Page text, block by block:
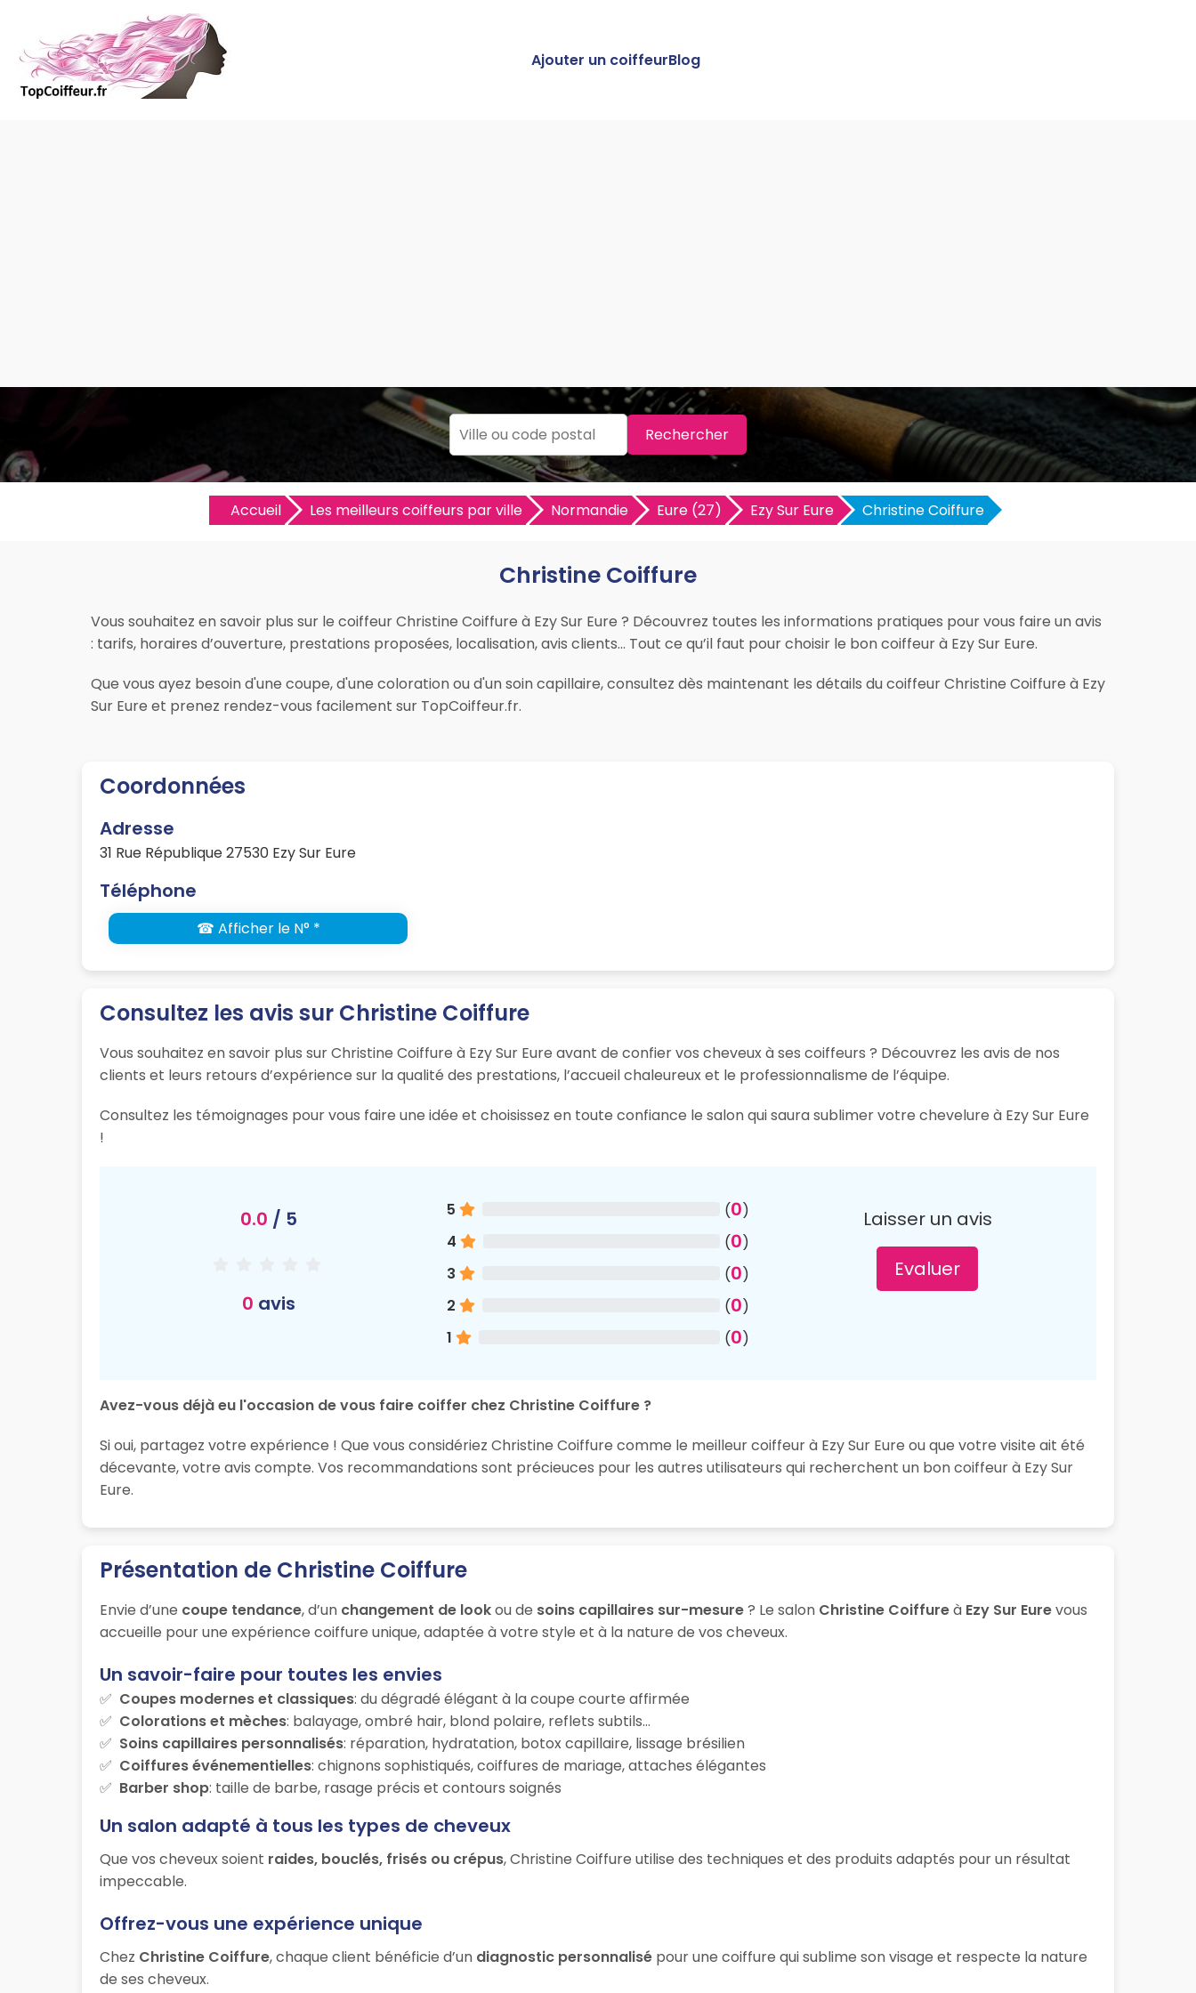
Ajouter un coiffeurBlog
Rechercher
Accueil Les meilleurs coiffeurs par ville Normandie Eure (27) Ezy Sur Eure Christine Coiffure
Christine Coiffure
Vous souhaitez en savoir plus sur le coiffeur Christine Coiffure à Ezy Sur Eure ? Découvrez toutes les informations pratiques pour vous faire un avis
: tarifs, horaires d’ouverture, prestations proposées, localisation, avis clients… Tout ce qu’il faut pour choisir le bon coiffeur à Ezy Sur Eure.
Que vous ayez besoin d'une coupe, d'une coloration ou d'un soin capillaire, consultez dès maintenant les détails du coiffeur Christine Coiffure à Ezy
Sur Eure et prenez rendez-vous facilement sur TopCoiffeur.fr.
Coordonnées
Adresse
31 Rue République 27530 Ezy Sur Eure
Téléphone
☎ Afficher le N° *
Consultez les avis sur Christine Coiffure
Vous souhaitez en savoir plus sur Christine Coiffure à Ezy Sur Eure avant de confier vos cheveux à ses coiffeurs ? Découvrez les avis de nos
clients et leurs retours d’expérience sur la qualité des prestations, l’accueil chaleureux et le professionnalisme de l’équipe.
Consultez les témoignages pour vous faire une idée et choisissez en toute confiance le salon qui saura sublimer votre chevelure à Ezy Sur Eure
!
0.0 / 5
0 avis
5 (0)
4
(0)
3
(0)
2
(0)
1
(0)
Laisser un avis
Evaluer
Avez-vous déjà eu l'occasion de vous faire coiffer chez Christine Coiffure ?
Si oui, partagez votre expérience ! Que vous considériez Christine Coiffure comme le meilleur coiffeur à Ezy Sur Eure ou que votre visite ait été
décevante, votre avis compte. Vos recommandations sont précieuces pour les autres utilisateurs qui recherchent un bon coiffeur à Ezy Sur
Eure.
Présentation de Christine Coiffure
Envie d’une coupe tendance, d’un changement de lookou de soins capillaires sur-mesure? Le salon Christine Coiffureà Ezy Sur Eurevous
accueille pour une expérience coiffure unique, adaptée à votre style et à la nature de vos cheveux.
Un savoir-faire pour toutes les envies
Coupes modernes et classiques: du dégradé élégant à la coupe courte affirmée
Colorations et mèches: balayage, ombré hair, blond polaire, reflets subtils…
Soins capillaires personnalisés: réparation, hydratation, botox capillaire, lissage brésilien
Coiffures événementielles: chignons sophistiqués, coiffures de mariage, attaches élégantes
Barber shop: taille de barbe, rasage précis et contours soignés
Un salon adapté à tous les types de cheveux
Que vos cheveux soient raides, bouclés, frisés ou crépus, Christine Coiffure utilise des techniques et des produits adaptés pour un résultat
impeccable.
Offrez-vous une expérience unique
Chez Christine Coiffure, chaque client bénéficie d’un diagnostic personnalisé pour une coiffure qui sublime son visage et respecte la nature
de ses cheveux.